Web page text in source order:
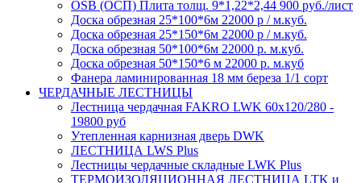
OSB (ОСП) Плита толщ. 9*1,22*2,44 900 руб./лист
Доска обрезная 25*100*6м 22000 р / м.куб.
Доска обрезная 25*150*6м 22000 р / м.куб.
Доска обрезная 50*100*6м 22000 р. м.куб.
Доска обрезная 50*150*6 м 22000 р. м.куб
Фанера ламинированная 18 мм береза 1/1 сорт
ЧЕРДАЧНЫЕ ЛЕСТНИЦЫ
Лестница чердачная FAKRO LWK 60х120/280 -
19800 руб
Утепленная карнизная дверь DWK
ЛЕСТНИЦА LWS Plus
Лестницы чердачные складные LWK Plus
ТЕРМОИЗОЛЯЦИОННАЯ ЛЕСТНИЦА LTK и